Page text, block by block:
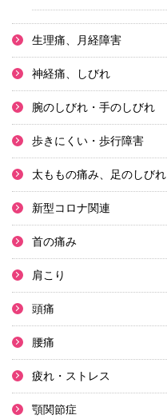
生理痛、月経障害
神経痛、しびれ
腕のしびれ・手のしびれ
歩きにくい・歩行障害
太ももの痛み、足のしびれ
新型コロナ関連
首の痛み
肩こり
頭痛
腰痛
疲れ・ストレス
顎関節症